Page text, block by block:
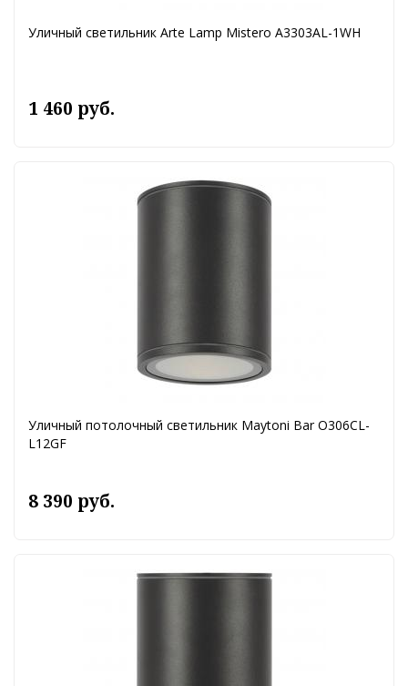
Уличный светильник Arte Lamp Mistero A3303AL-1WH
1 460 руб.
Уличный потолочный светильник Maytoni Bar O306CL-
L12GF
8 390 руб.